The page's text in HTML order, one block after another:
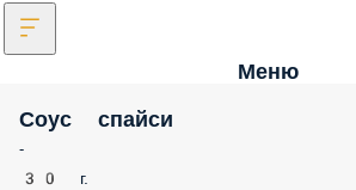
Меню
Соус спайси
-
30 г.